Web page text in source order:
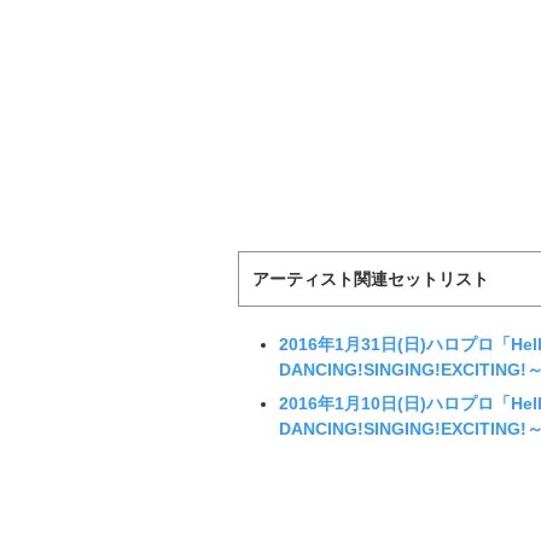
アーティスト関連セットリスト
2016年1月31日(日)ハロプロ「
DANCING!SINGING!EXCITING!
2016年1月10日(日)ハロプロ「
DANCING!SINGING!EXCITING!